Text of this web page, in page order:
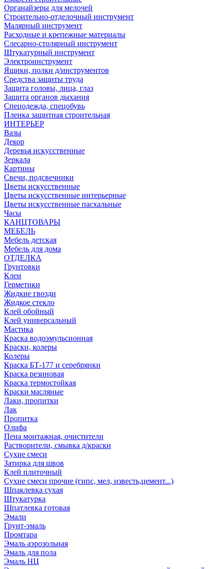
Органайзеры для мелочей
Строительно-отделочный инструмент
Малярный инструмент
Расходные и крепежные материалы
Слесарно-столярный инструмент
Штукатурный инструмент
Электроинструмент
Ящики, полки д/инструментов
Средства защиты труда
Защита головы, лица, глаз
Защита органов дыхания
Спецодежда, спецобувь
Пленка защитная строительная
ИНТЕРЬЕР
Вазы
Декор
Деревья искусственные
Зеркала
Картины
Свечи, подсвечники
Цветы искусственные
Цветы искусственные интерьерные
Цветы искусственные пасхальные
Часы
КАНЦТОВАРЫ
МЕБЕЛЬ
Мебель детская
Мебель для дома
ОТДЕЛКА
Грунтовки
Клеи
Герметики
Жидкие гвозди
Жидкое стекло
Клей обойный
Клей универсальный
Мастика
Краска водоэмульсионная
Краски, колеры
Колеры
Краска БТ-177 и серебрянки
Краска резиновая
Краска термостойкая
Краски масляные
Лаки, пропитки
Лак
Пропитка
Олифа
Пена монтажная, очистители
Растворители, смывка д/краски
Сухие смеси
Затирка для швов
Клей плиточный
Сухие смеси прочие (гипс, мел, известь,цемент...)
Шпаклевка сухая
Штукатурка
Шпатлевка готовая
Эмали
Грунт-эмаль
Промтара
Эмаль аэрозольная
Эмаль для пола
Эмаль НЦ